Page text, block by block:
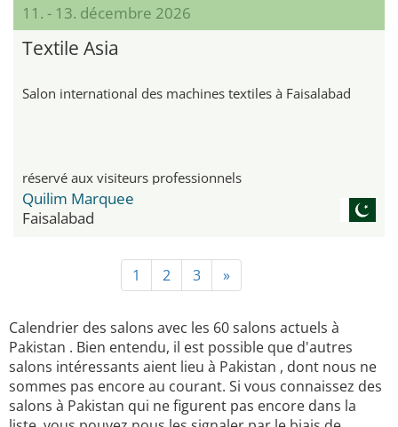
11. - 13. décembre 2026
Textile Asia
Salon international des machines textiles à Faisalabad
réservé aux visiteurs professionnels
Quilim Marquee
Faisalabad
1 2 3 »
Calendrier des salons avec les 60 salons actuels à
Pakistan . Bien entendu, il est possible que d'autres
salons intéressants aient lieu à Pakistan , dont nous ne
sommes pas encore au courant. Si vous connaissez des
salons à Pakistan qui ne figurent pas encore dans la